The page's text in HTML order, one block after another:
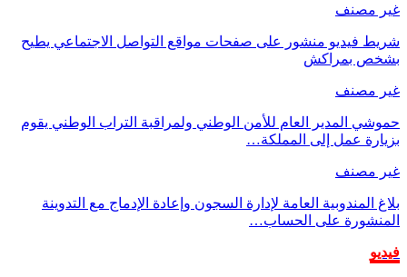
غير مصنف
شريط فيديو منشور على صفحات مواقع التواصل الاجتماعي يطيح
بشخص بمراكش
غير مصنف
حموشي المدير العام للأمن الوطني ولمراقبة التراب الوطني يقوم
بزيارة عمل إلى المملكة…
غير مصنف
بلاغ المندوبية العامة لإدارة السجون وإعادة الإدماج مع التدوينة
المنشورة على الحساب…
فيديو